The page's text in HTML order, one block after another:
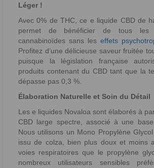
Léger !
Avec 0% de THC, ce e liquide CBD de
permet de bénéficier de tous les
cannabinoïdes sans les effets
Profitez d’une délicieuse saveur fruitée
puisque la législation française
produits contenant du CBD tant que la
dépasse pas 0,3 %.
Élaboration Naturelle et Soin du Détail
Les e liquides Novaloa sont élaborés à
CBD large spectre, associé à une base
Nous utilisons un Mono Propylène
issu de colza, bien plus doux et moins
voies respiratoires que le propylène
nombreux utilisateurs sensibles